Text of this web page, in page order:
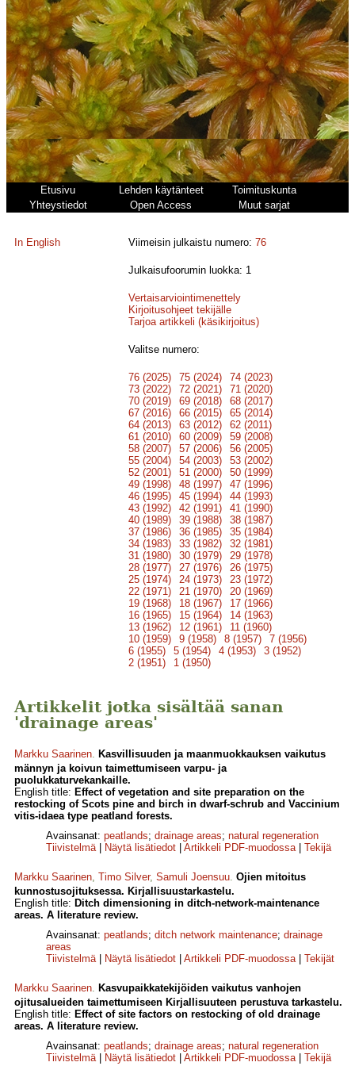
Etusivu Lehden käytänteet
Toimituskunta
Yhteystiedot
Open Access Muut sarjat
In English Viimeisin julkaistu numero:76
Julkaisufoorumin luokka: 1
Vertaisarviointimenettely
Kirjoitusohjeet tekijälle
Tarjoa artikkeli (käsikirjoitus)
Valitse numero:
76 (2025) 75 (2024)
74 (2023)
73 (2022)
72 (2021)
71 (2020)
70 (2019)
69 (2018)
68 (2017)
67 (2016)
66 (2015)
65 (2014)
64 (2013)
63 (2012)
62 (2011)
61 (2010)
60 (2009)
59 (2008)
58 (2007)
57 (2006)
56 (2005)
55 (2004)
54 (2003)
53 (2002)
52 (2001)
51 (2000)
50 (1999)
49 (1998)
48 (1997)
47 (1996)
46 (1995)
45 (1994)
44 (1993)
43 (1992)
42 (1991)
41 (1990)
40 (1989)
39 (1988)
38 (1987)
37 (1986)
36 (1985)
35 (1984)
34 (1983)
33 (1982)
32 (1981)
31 (1980)
30 (1979)
29 (1978)
28 (1977)
27 (1976)
26 (1975)
25 (1974)
24 (1973)
23 (1972)
22 (1971)
21 (1970)
20 (1969)
19 (1968)
18 (1967)
17 (1966)
16 (1965)
15 (1964)
14 (1963)
13 (1962)
12 (1961)
11 (1960)
10 (1959)
9 (1958) 8 (1957)
7 (1956)
6 (1955)
5 (1954) 4 (1953)
3 (1952)
2 (1951)
1 (1950)
Artikkelit jotka sisältää sanan
'drainage areas'
Markku Saarinen. Kasvillisuuden ja maanmuokkauksen vaikutus
männyn ja koivun taimettumiseen varpu- ja
puolukkaturvekankaille.
English title: Effect of vegetation and site preparation on the
restocking of Scots pine and birch in dwarf-schrub and Vaccinium
vitis-idaea type peatland forests.
Avainsanat: peatlands; drainage areas; natural regeneration
Tiivistelmä| Näytä lisätiedot Artikkeli PDF-muodossa| Tekijä
Markku Saarinen, Timo Silver, Samuli Joensuu. Ojien mitoitus
kunnostusojituksessa. Kirjallisuustarkastelu.
English title: Ditch dimensioning in ditch-network-maintenance
areas. A literature review.
Avainsanat: peatlands; ditch network maintenance; drainage
areas
Tiivistelmä| Näytä lisätiedot Artikkeli PDF-muodossa| Tekijät
Markku Saarinen. Kasvupaikkatekijöiden vaikutus vanhojen
ojitusalueiden taimettumiseen Kirjallisuuteen perustuva tarkastelu.
English title: Effect of site factors on restocking of old drainage
areas. A literature review.
Avainsanat: peatlands; drainage areas; natural regeneration
Tiivistelmä| Näytä lisätiedot Artikkeli PDF-muodossa| Tekijä